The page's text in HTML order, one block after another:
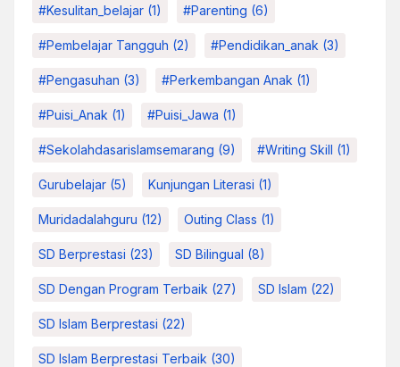
#kesulitan_belajar (1) #parenting (6)
#pembelajar Tangguh (2) #pendidikan_anak (3)
#pengasuhan (3) #Perkembangan Anak (1)
#Puisi_Anak (1) #Puisi_Jawa (1)
#sekolahdasarislamsemarang (9) #Writing Skill (1)
Gurubelajar (5) Kunjungan Literasi (1)
Muridadalahguru (12) Outing Class (1)
SD Berprestasi (23) SD Bilingual (8)
SD Dengan Program Terbaik (27) SD Islam (22)
SD Islam Berprestasi (22)
SD Islam Berprestasi Terbaik (30)